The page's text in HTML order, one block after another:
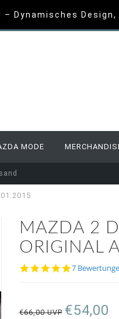
– Dynamisches
MODE
MAZDA 2
ORIGINAL
5.0
7
€66,00 UVP €54,00